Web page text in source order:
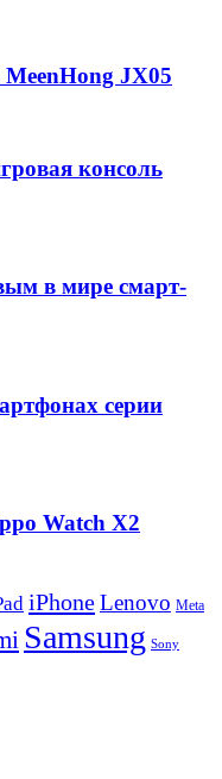
JX05
консоль
в мире смарт-
серии
Watch X2
iPhoneLenovo Meta
Samsung Sony